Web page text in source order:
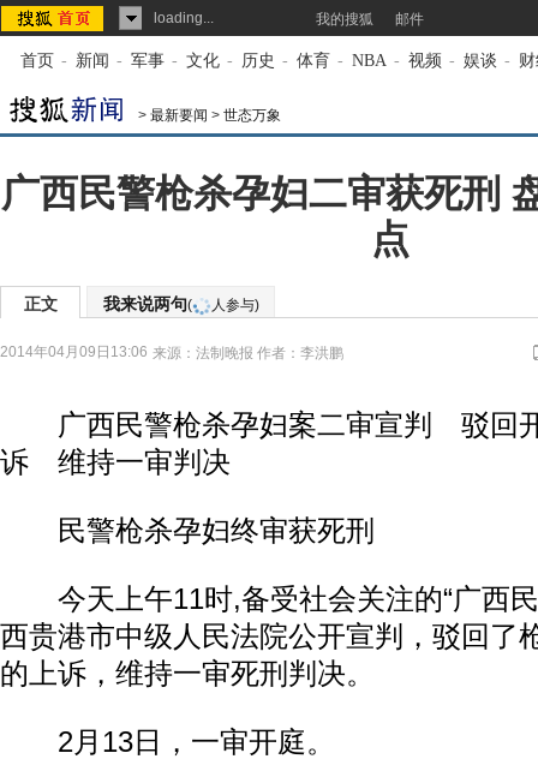
loading... 我的搜狐 邮件
首页 - 新闻 - 军事 - 文化 - 历史 - 体育 - NBA - 视频 - 娱谈 -
> 最新要闻 > 世态万象
广西民警枪杀孕妇二审获死刑
点
正文 我来说两句( 人参与)
2014年04月09日13:06 来源： 法制晚报 作者：李洪鹏
广西民警枪杀孕妇案二审宣判 驳回
诉 维持一审判决
民警枪杀孕妇终审获死刑
今天上午11时,备受社会关注的“广西民
西贵港市中级人民法院公开宣判，驳回了
的上诉，维持一审死刑判决。
2月13日，一审开庭。